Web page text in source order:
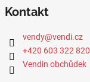
Kontakt
vendy@vendi.cz
+420 603 322 820
Vendin obchůdek